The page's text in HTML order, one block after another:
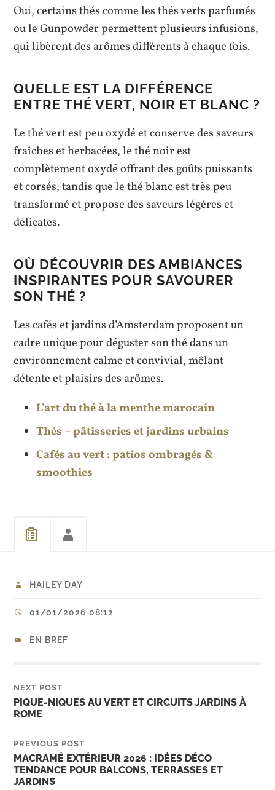
Oui, certains thés comme les thés verts parfumés
ou le Gunpowder permettent plusieurs infusions,
qui libèrent des arômes différents à chaque fois.
QUELLE EST LA DIFFÉRENCE
ENTRE THÉ VERT, NOIR ET BLANC ?
Le thé vert est peu oxydé et conserve des saveurs
fraîches et herbacées, le thé noir est
complètement oxydé offrant des goûts puissants
et corsés, tandis que le thé blanc est très peu
transformé et propose des saveurs légères et
délicates.
OÙ DÉCOUVRIR DES AMBIANCES
INSPIRANTES POUR SAVOURER
SON THÉ ?
Les cafés et jardins d’Amsterdam proposent un
cadre unique pour déguster son thé dans un
environnement calme et convivial, mêlant
détente et plaisirs des arômes.
L’art du thé à la menthe marocain
Thés – pâtisseries et jardins urbains
Cafés au vert : patios ombragés &
smoothies
HAILEY DAY
01/01/2026 08:12
EN BREF
NEXT POST
PIQUE-NIQUES AU VERT ET CIRCUITS JARDINS À
ROME
PREVIOUS POST
MACRAMÉ EXTÉRIEUR 2026 : IDÉES DÉCO
TENDANCE POUR BALCONS, TERRASSES ET
JARDINS